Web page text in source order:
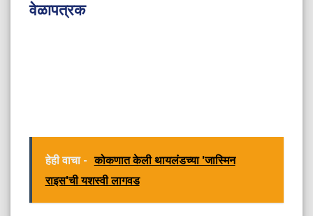
वेळापत्रक
हेही वाचा - कोकणात केली थायलंडच्या 'जास्मिन
राइस'ची यशस्वी लागवड